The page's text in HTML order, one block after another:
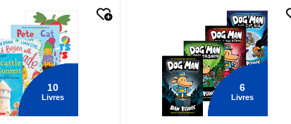
10
Livres
6
Livres